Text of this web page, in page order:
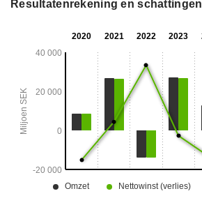
Resultatenrekening en schattingen